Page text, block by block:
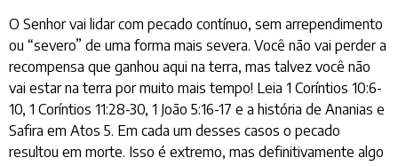
O Senhor vai lidar com pecado contínuo, sem arrependimento
ou “severo” de uma forma mais severa. Você não vai perder a
recompensa que ganhou aqui na terra, mas talvez você não
vai estar na terra por muito mais tempo! Leia 1 Coríntios 10:6-
10, 1 Coríntios 11:28-30, 1 João 5:16-17 e a história de Ananias e
Safira em Atos 5. Em cada um desses casos o pecado
resultou em morte. Isso é extremo, mas definitivamente algo